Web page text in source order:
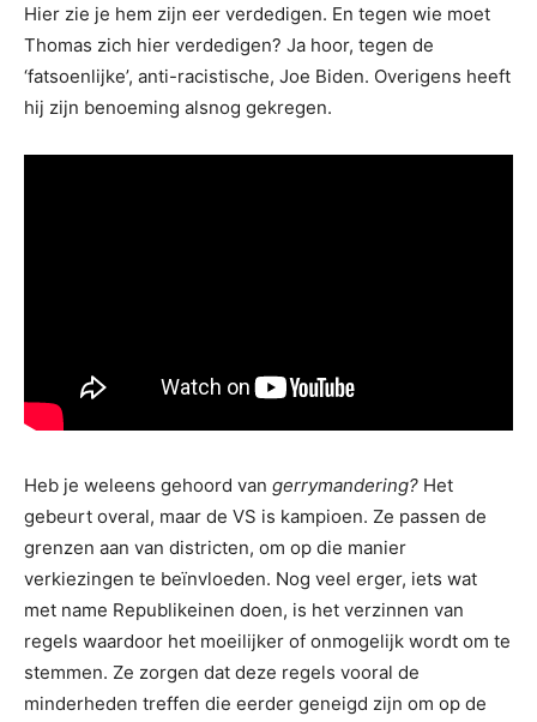
Hier zie je hem zijn eer verdedigen. En tegen wie moet
Thomas zich hier verdedigen? Ja hoor, tegen de
‘fatsoenlijke’, anti-racistische, Joe Biden. Overigens heeft
hij zijn benoeming alsnog gekregen.
Heb je weleens gehoord van gerrymandering? Het
gebeurt overal, maar de VS is kampioen. Ze passen de
grenzen aan van districten, om op die manier
verkiezingen te beïnvloeden. Nog veel erger, iets wat
met name Republikeinen doen, is het verzinnen van
regels waardoor het moeilijker of onmogelijk wordt om te
stemmen. Ze zorgen dat deze regels vooral de
minderheden treffen die eerder geneigd zijn om op de